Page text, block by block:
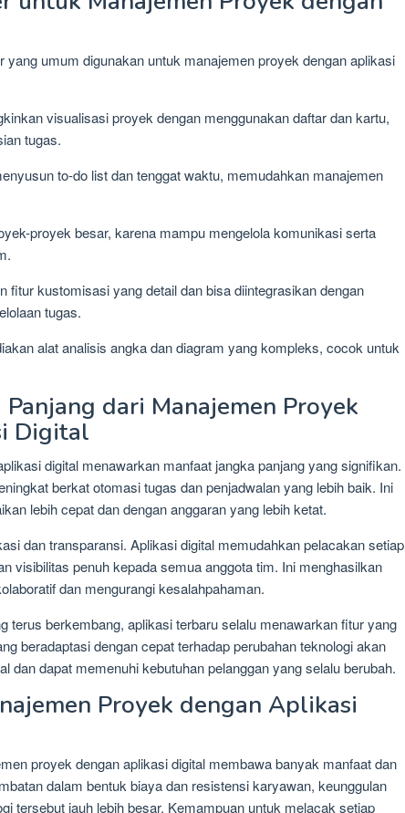
yang umum digunakan untuk manajemen proyek dengan aplikasi
visualisasi proyek dengan menggunakan daftar dan kartu,
tugas.
to-do list dan tenggat waktu, memudahkan manajemen
proyek besar, karena mampu mengelola komunikasi serta
fitur kustomisasi yang detail dan bisa diintegrasikan dengan
tugas.
alat analisis angka dan diagram yang kompleks, cocok untuk
dari Manajemen Proyek
Digital
digital menawarkan manfaat jangka panjang yang signifikan.
berkat otomasi tugas dan penjadwalan yang lebih baik. Ini
lebih cepat dan dengan anggaran yang lebih ketat.
dan transparansi. Aplikasi digital memudahkan pelacakan setiap
visibilitas penuh kepada semua anggota tim. Ini menghasilkan
dan mengurangi kesalahpahaman.
terus berkembang, aplikasi terbaru selalu menawarkan fitur yang
beradaptasi dengan cepat terhadap perubahan teknologi akan
dan dapat memenuhi kebutuhan pelanggan yang selalu berubah.
Proyek dengan Aplikasi
proyek dengan aplikasi digital membawa banyak manfaat dan
dalam bentuk biaya dan resistensi karyawan, keunggulan
tersebut jauh lebih besar. Kemampuan untuk melacak setiap